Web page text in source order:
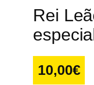
Rei
10,00€